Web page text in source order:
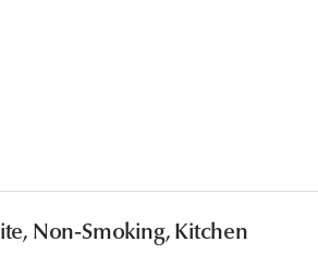
Non-Smoking, Kitchen